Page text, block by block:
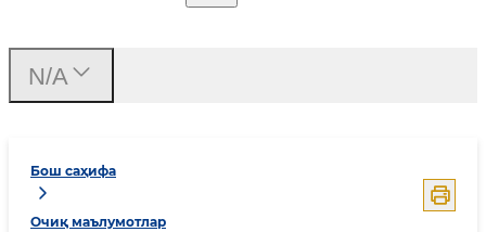
Бош саҳифа
Очиқ маълумотлар
N/A